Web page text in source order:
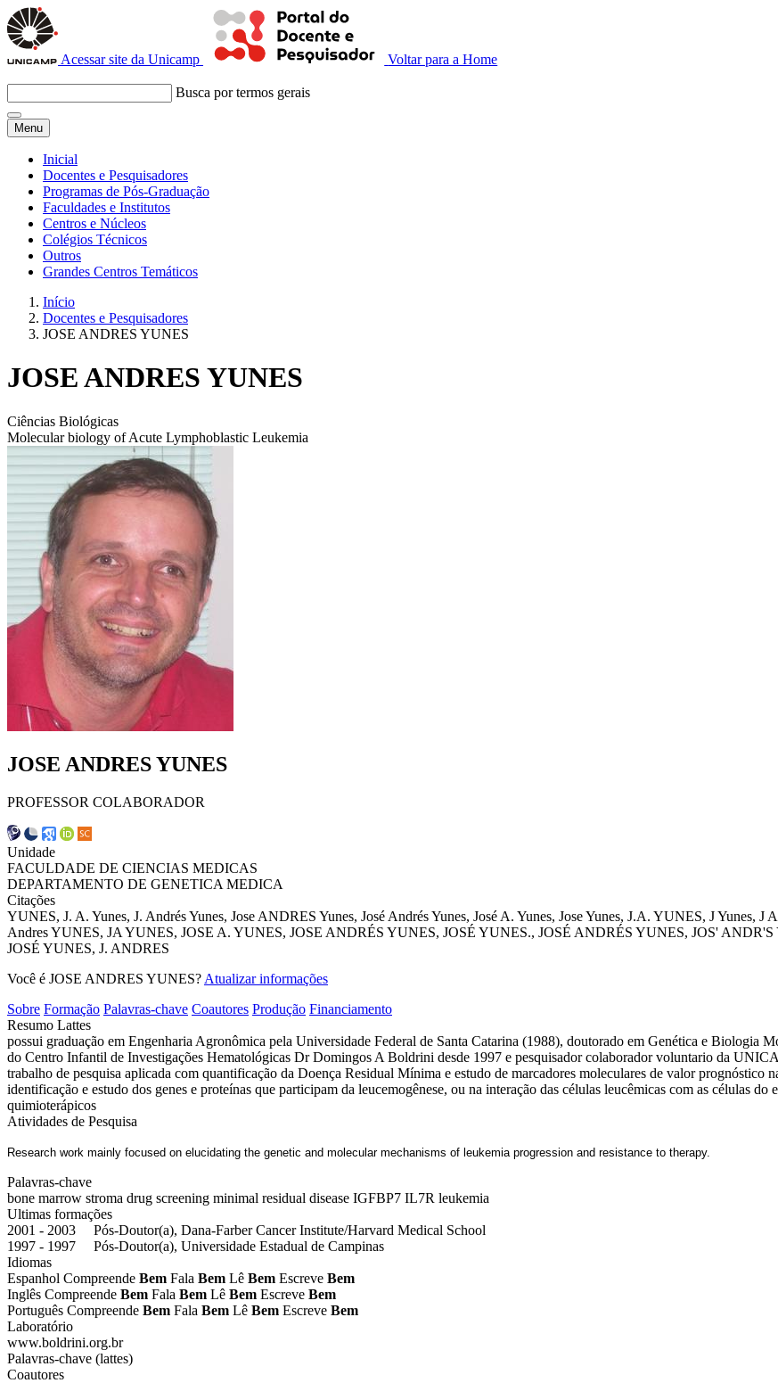
Acessar site da Unicamp Voltar para a Home
Busca por termos gerais
Menu
Inicial
Docentes e Pesquisadores
Programas de Pós-Graduação
Faculdades e Institutos
Centros e Núcleos
Colégios Técnicos
Outros
Grandes Centros Temáticos
Início
Docentes e Pesquisadores
JOSE ANDRES YUNES
JOSE ANDRES YUNES
Ciências Biológicas
Molecular biology of Acute Lymphoblastic Leukemia
JOSE ANDRES YUNES
PROFESSOR COLABORADOR
Unidade
FACULDADE DE CIENCIAS MEDICAS
DEPARTAMENTO DE GENETICA MEDICA
Citações
YUNES, J. A. Yunes, J. AndrésYunes, Jose ANDRES Yunes, José AndrésYunes, José A. Yunes, JoseYunes, J.A. YUNES, JYunes, J A
AndresYUNES, JA YUNES, JOSE A. YUNES, JOSE ANDRÉS YUNES, JOSÉ YUNES., JOSÉ ANDRÉS YUNES, JOS' ANDR'S
JOSÉ YUNES, J. ANDRES
Você é JOSE ANDRES YUNES? Atualizar informações
Sobre Formação Palavras-chave Coautores Produção Financiamento
Resumo Lattes
possui graduação em Engenharia Agronômica pela Universidade Federal de Santa Catarina (1988), doutorado em Genética e Biologia
do Centro Infantil de Investigações Hematológicas Dr Domingos A Boldrini desde 1997 e pesquisador colaborador voluntario da
trabalho de pesquisa aplicada com quantificação da Doença Residual Mínima e estudo de marcadores moleculares de valor prognóstico
identificação e estudo dos genes e proteínas que participam da leucemogênese, ou na interação das células leucêmicas com as células do
quimioterápicos
Atividades de Pesquisa
Research work mainly focused on elucidating the genetic and molecular mechanisms of leukemia progression and resistance to therapy.
Palavras-chave
bone marrow stroma drug screening minimal residual disease IGFBP7 IL7R leukemia
Ultimas formações
2001 - 2003 Pós-Doutor(a), Dana-Farber Cancer Institute/Harvard Medical School
1997 - 1997 Pós-Doutor(a), Universidade Estadual de Campinas
Idiomas
Espanhol Compreende Bem Fala Bem Lê Bem Escreve Bem
Inglês Compreende Bem Fala Bem Lê Bem Escreve Bem
Português Compreende Bem Fala Bem Lê Bem Escreve Bem
Laboratório
www.boldrini.org.br
Palavras-chave (lattes)
Coautores